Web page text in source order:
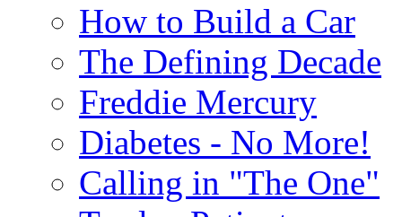
How to Build a Car
The Defining Decade
Freddie Mercury
Diabetes - No More!
Calling in "The One"